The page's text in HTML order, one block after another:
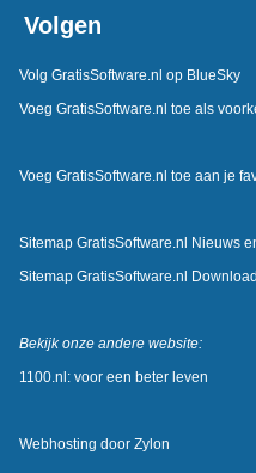
Volgen
Volg GratisSoftware.nl op BlueSky
Voeg GratisSoftware.nl toe als
Voeg GratisSoftware.nl toe aan je
Sitemap GratisSoftware.nl Nieuws
Sitemap GratisSoftware.nl
Bekijk onze andere website:
1100.nl: voor een beter leven
Webhosting door Zylon